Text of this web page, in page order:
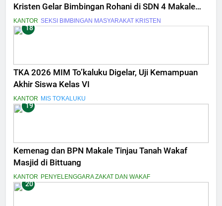
Kristen Gelar Bimbingan Rohani di SDN 4 Makale
Utara
KANTOR SEKSI BIMBINGAN MASYARAKAT KRISTEN
18
TKA 2026 MIM To’kaluku Digelar, Uji Kemampuan
Akhir Siswa Kelas VI
KANTOR MIS TO'KALUKU
19
Kemenag dan BPN Makale Tinjau Tanah Wakaf
Masjid di Bittuang
KANTOR PENYELENGGARA ZAKAT DAN WAKAF
20